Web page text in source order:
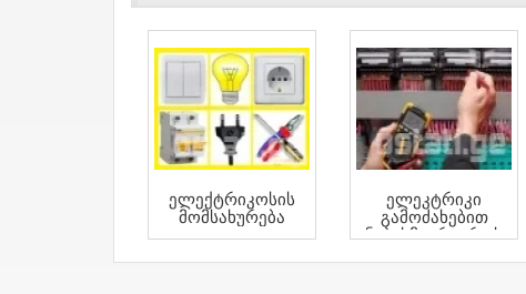
Ელექტრიკოსის
Მომსახურება
Ელეკტრიკი
Გამოძახებით
Ნებისმიერ Დროს